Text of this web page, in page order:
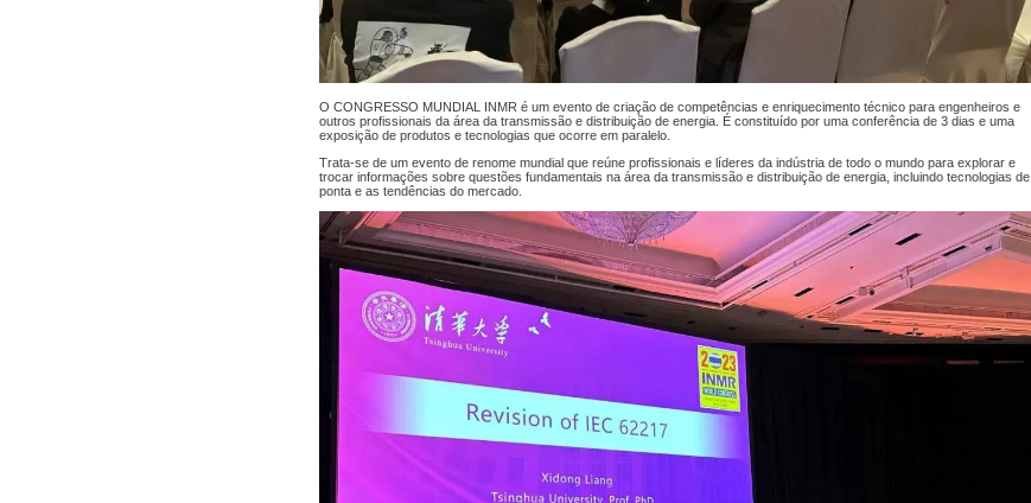
O CONGRESSO MUNDIAL INMR é um evento de criação de competências e enriquecimento técnico para engenheiros e
outros profissionais da área da transmissão e distribuição de energia. É constituído por uma conferência de 3 dias e uma
exposição de produtos e tecnologias que ocorre em paralelo.
Trata-se de um evento de renome mundial que reúne profissionais e líderes da indústria de todo o mundo para explorar e
trocar informações sobre questões fundamentais na área da transmissão e distribuição de energia, incluindo tecnologias de
ponta e as tendências do mercado.